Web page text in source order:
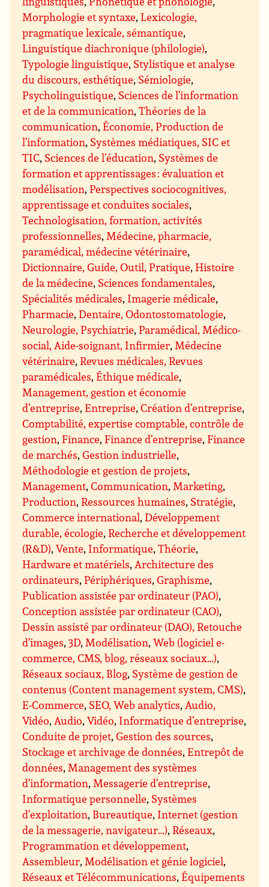
Morphologie et syntaxe,Lexicologie,
pragmatique lexicale, sémantique,
Linguistique diachronique (philologie),
Typologie linguistique, Stylistique et analyse
du discours, esthétique, Sémiologie,
Psycholinguistique, Sciences de l’information
et de la communication,Théories de la
communication,Économie, Production de
l’information, Systèmes médiatiques, SIC et
TIC, Sciences de l’éducation, Systèmes de
formation et apprentissages : évaluation et
modélisation,Perspectives sociocognitives,
apprentissage et conduites sociales,
Technologisation, formation, activités
professionnelles, Médecine, pharmacie,
paramédical, médecine vétérinaire,
Dictionnaire, Guide, Outil, Pratique,Histoire
de la médecine, Sciences fondamentales,
Spécialités médicales, Imagerie médicale,
Pharmacie,Dentaire, Odontostomatologie,
Neurologie, Psychiatrie,Paramédical, Médico-
social, Aide-soignant, Infirmier, Médecine
vétérinaire,Revues médicales, Revues
paramédicales,Éthique médicale,
Management, gestion et économie
d’entreprise,Entreprise,Création d’entreprise,
Comptabilité, expertise comptable, contrôle de
gestion,Finance,Finance d’entreprise,Finance
de marchés,Gestion industrielle,
Méthodologie et gestion de projets,
Management,Communication, Marketing,
Production,Ressources humaines, Stratégie,
Commerce international,Développement
durable, écologie,Recherche et développement
(R&D),Vente, Informatique,Théorie,
Hardware et matériels, Architecture des
ordinateurs,Périphériques,Graphisme,
Publication assistée par ordinateur (PAO),
Conception assistée par ordinateur (CAO),
Dessin assisté par ordinateur (DAO), Retouche
d’images,3D, Modélisation,Web (logiciel e-
commerce, CMS, blog, réseaux sociaux…),
Réseaux sociaux, Blog, Système de gestion de
contenus (Content management system, CMS),
E-Commerce, SEO, Web analytics, Audio,
Vidéo, Audio,Vidéo, Informatique d’entreprise,
Conduite de projet,Gestion des sources,
Stockage et archivage de données,Entrepôt de
données, Management des systèmes
d’information, Messagerie d’entreprise,
Informatique personnelle, Systèmes
d’exploitation, Bureautique, Internet (gestion
de la messagerie, navigateur…),Réseaux,
Programmation et développement,
Assembleur, Modélisation et génie logiciel,
Réseaux et Télécommunications,Équipements